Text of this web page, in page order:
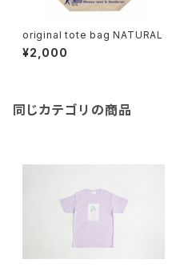
original tote bag NATURAL
¥2,000
同じカテゴリの商品